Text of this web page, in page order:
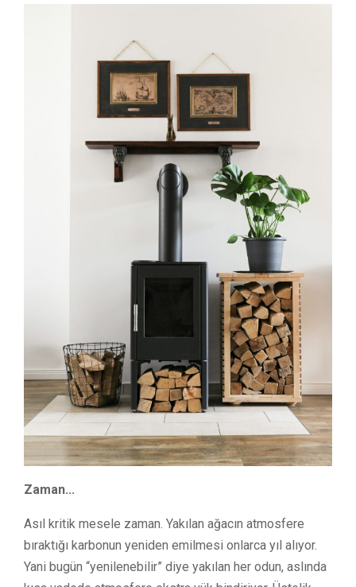
Zaman...
Asıl kritik mesele zaman. Yakılan ağacın atmosfere
bıraktığı karbonun yeniden emilmesi onlarca yıl alıyor.
Yani bugün “yenilenebilir” diye yakılan her odun, aslında